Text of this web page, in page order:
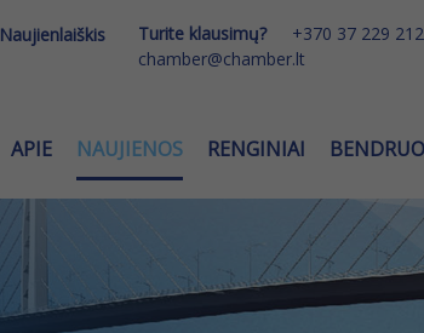
Naujienlaiškis Turite klausimų?
+370 37 229 212
chamber@chamber.lt
APIE NAUJIENOS RENGINIAI